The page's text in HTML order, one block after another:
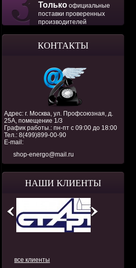
Только официальные
поставки проверенных
производителей
КОНТАКТЫ
Адрес: г. Москва, ул. Профсоюзная, д.
25А, помещение 1/3
График работы.: пн-пт с 09:00 до 18:00
Тел.: 8(499)899-00-90
E-mail:
shop-energo@mail.ru
НАШИ КЛИЕНТЫ
все клиенты